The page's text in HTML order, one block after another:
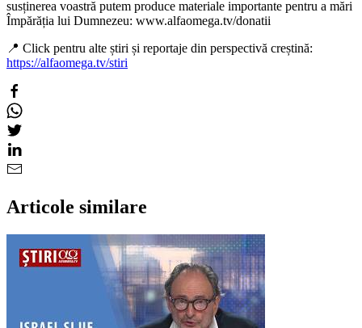
susținerea voastră putem produce materiale importante pentru a mări
Împărăția lui Dumnezeu: www.alfaomega.tv/donatii
📍 Click pentru alte știri și reportaje din perspectivă creștină:
https://alfaomega.tv/stiri
Articole similare